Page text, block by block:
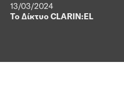
13/03/2024
Το Δίκτυο CLARIN:EL